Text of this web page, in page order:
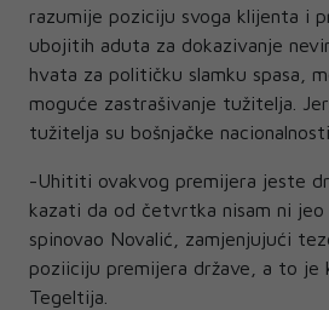
razumije poziciju svoga klijenta i
ubojitih aduta za dokazivanje
hvata za političku slamku spasa,
moguće zastrašivanje tužitelja.
tužitelja su bošnjačke nacionalnosti.
-Uhititi ovakvog premijera jeste
kazati da od četvrtka nisam ni jeo
spinovao Novalić, zamjenjujući
poziiciju premijera države, a to je
Tegeltija.